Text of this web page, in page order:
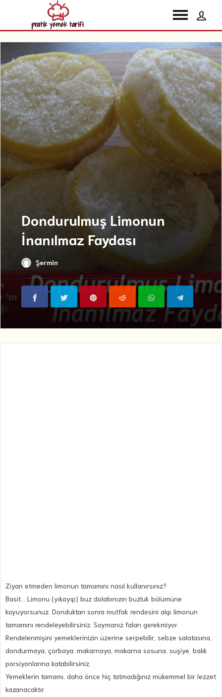
Dondurulmuş Limonun
İnanılmaz Faydası
Şermin
Ziyan etmeden limonun tamamını nasıl kullanırsınız?
Basit… Limonu (yıkayıp) buz dolabınızın buzluk bölümüne
koyuyorsunuz. Donduktan sonra mutfak rendesini alıp limonun
tamamını rendeleyebilirsiniz. Soymanız falan gerekmiyor.
Rendelenmişini yemeklerinizin üzerine serpebilir, sebze salatasına,
dondurmaya, çorbaya, makarnaya, makarna sosuna, suşiye, balık
porsiyonlarına katabilirsiniz.
Yemeklerin tamamı, daha önce hiç tatmadığınız mükemmel bir lezzet
kazanacaktır.